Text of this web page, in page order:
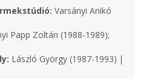
Varsányi Anikó
Papp Zoltán (1988-1989);
László György (1987-1993) |